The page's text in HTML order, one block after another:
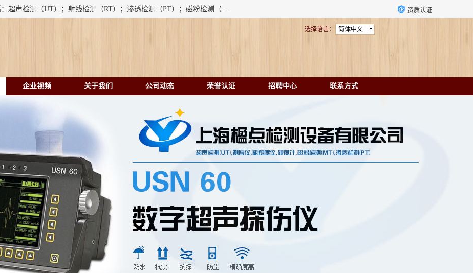
上海楹点检测设备有限公司提供的无损检测仪器设备包括：超声检测（UT）；射线检测（RT）；渗透检测（PT）；磁粉检测（MT）；涡流检测（ET）；化学用品（CH）、超声波相控阵、超声波测厚仪、超声导波、超声TOFD探伤仪、超声波探头、涡流探伤仪、涡流探头、涡流阵列、磁粉探伤机。代理以下品牌：汕超、美国GE(德国KK）、奥林巴斯（Olympus NDT）、美国磁通（Magnaflux）、DAKOTA等； 资质认证
简体中文
选择语言：
企业视频 关于我们 公司动态 荣誉认证 招聘中心 联系方式